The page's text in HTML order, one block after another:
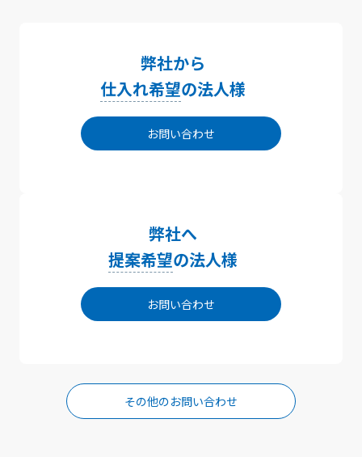
弊社から
仕入れ希望の法人様
お問い合わせ
弊社へ
提案希望の法人様
お問い合わせ
その他のお問い合わせ